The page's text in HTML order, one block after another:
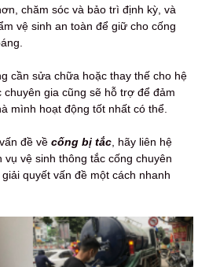
chăm sóc và bảo trì định kỳ, và
vệ sinh an toàn để giữ cho cống
cần sửa chữa hoặc thay thế cho hệ
gia cũng sẽ hỗ trợ để đảm
mình hoạt động tốt nhất có thể.
đề về cống bị tắc , hãy liên hệ
vụ vệ sinh thông tắc cống chuyên
quyết vấn đề một cách nhanh